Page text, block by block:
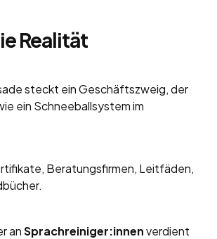
Realität
steckt ein Geschäftszweig, der
ein Schneeballsystem im
Beratungsfirmen, Leitfäden,
anSprachreiniger:innenverdient